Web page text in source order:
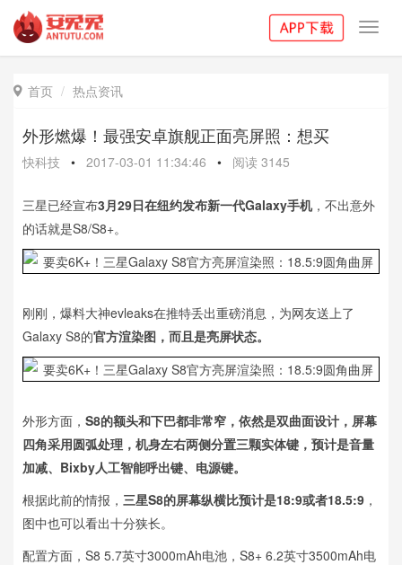
 首页 热点资讯
外形燃爆！最强安卓旗舰正面亮屏照：想买
快科技 • 2017-03-01 11:34:46 • 阅读 3145
三星已经宣布3月29日在纽约发布新一代Galaxy手机，不出意外
的话就是S8/S8+。
刚刚，爆料大神evleaks在推特丢出重磅消息，为网友送上了
Galaxy S8的官方渲染图，而且是亮屏状态。
外形方面， S8的额头和下巴都非常窄，依然是双曲面设计，屏幕
四角采用圆弧处理，机身左右两侧分置三颗实体键，预计是音量
加减、Bixby人工智能呼出键、电源键。
根据此前的情报， 三星S8的屏幕纵横比预计是18:9或者18.5:9 ，
图中也可以看出十分狭长。
配置方面，S8 5.7英寸3000mAh电池，S8+ 6.2英寸3500mAh电